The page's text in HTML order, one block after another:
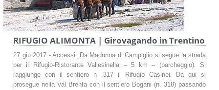
RIFUGIO ALIMONTA | Girovagando in Trentino
27 giu 2017 - Accessi: Da Madonna di Campiglio si segue la strada
per il Rifugio-Ristorante Vallesinella – 5 km – (parcheggio). Si
raggiunge con il sentiero n .317 il Rifugio Casinei. Da qui si
prosegue nella Val Brenta con il sentiero Bogani (n. 318) passando